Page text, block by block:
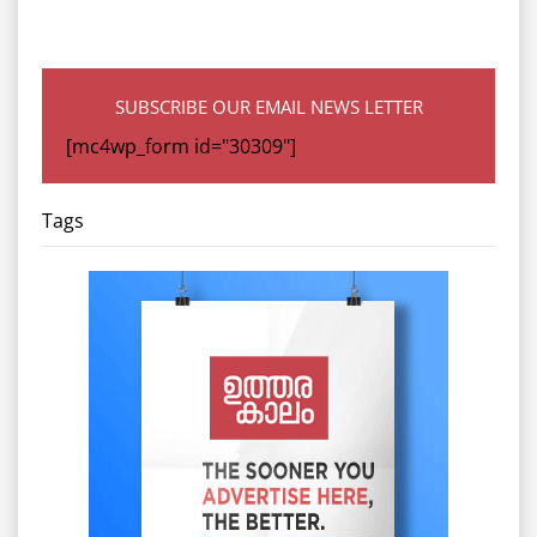
SUBSCRIBE OUR EMAIL NEWS LETTER
[mc4wp_form id="30309"]
Tags